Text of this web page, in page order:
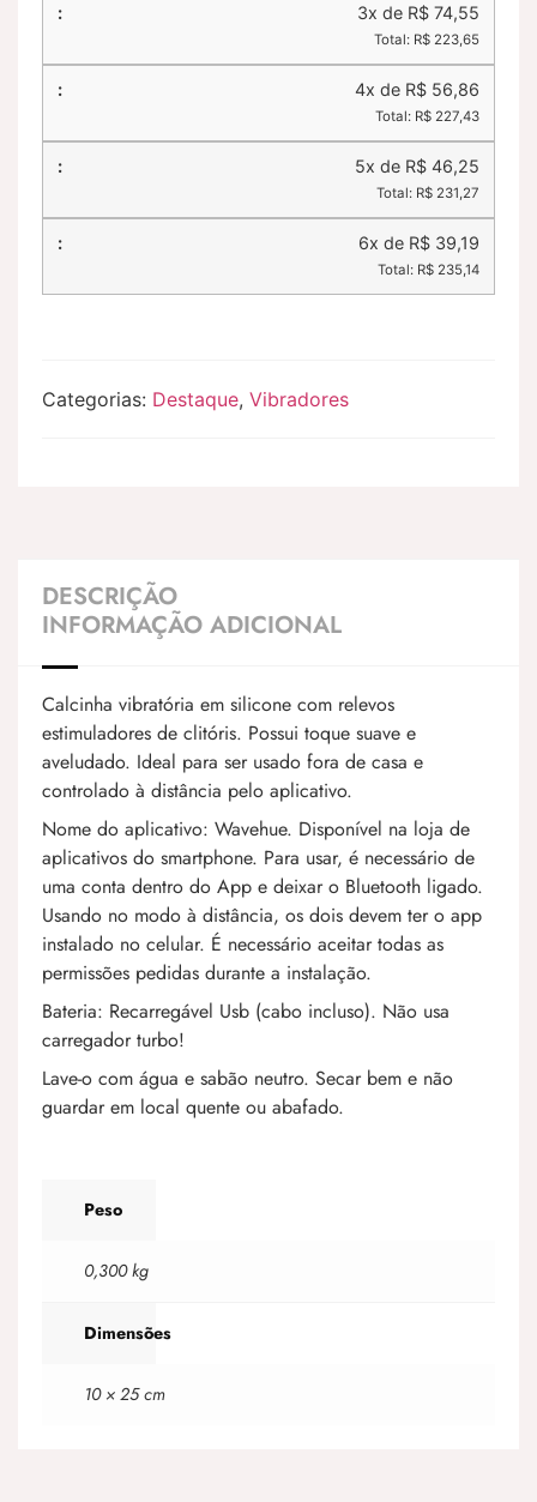
3x de R$ 74,55
Total: R$ 223,65
4x de R$ 56,86
Total: R$ 227,43
5x de R$ 46,25
Total: R$ 231,27
6x de R$ 39,19
Total: R$ 235,14
Categorias: Destaque, Vibradores
DESCRIÇÃO
INFORMAÇÃO ADICIONAL
Calcinha vibratória em silicone com relevos
estimuladores de clitóris. Possui toque suave e
aveludado. Ideal para ser usado fora de casa e
controlado à distância pelo aplicativo.
Nome do aplicativo: Wavehue. Disponível na loja de
aplicativos do smartphone. Para usar, é necessário de
uma conta dentro do App e deixar o Bluetooth ligado.
Usando no modo à distância, os dois devem ter o app
instalado no celular. É necessário aceitar todas as
permissões pedidas durante a instalação.
Bateria: Recarregável Usb (cabo incluso). Não usa
carregador turbo!
Lave-o com água e sabão neutro. Secar bem e não
guardar em local quente ou abafado.
Peso
0,300 kg
Dimensões
10 × 25 cm